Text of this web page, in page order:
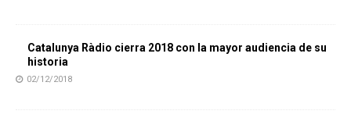
Catalunya Ràdio cierra 2018 con la mayor audiencia de su
historia
02/12/2018